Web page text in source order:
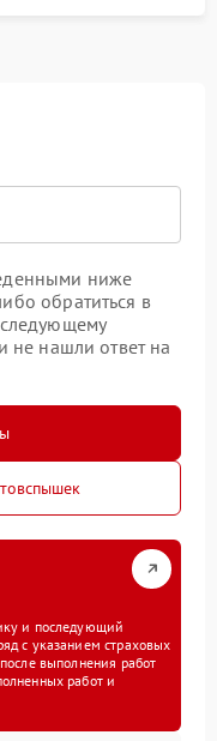
ниже
обратиться в
не нашли ответ на
и последующий
с указанием страховых
выполнения работ
работ и